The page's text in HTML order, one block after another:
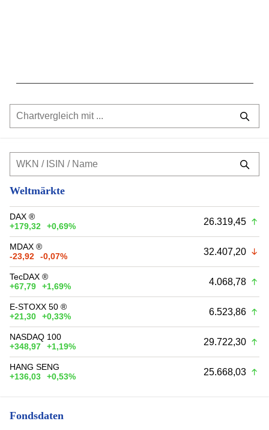
Weltmärkte
DAX ®
+179,32
+0,69% 26.319,45
MDAX ®
-23,92
-0,07% 32.407,20
TecDAX ®
+67,79
+1,69% 4.068,78
E-STOXX 50 ®
+21,30
+0,33% 6.523,86
NASDAQ 100
+348,97
+1,19% 29.722,30
HANG SENG
+136,03
+0,53% 25.668,03
Fondsdaten